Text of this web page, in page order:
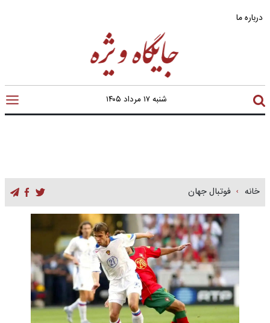
درباره ما
شنبه ۱۷ مرداد ۱۴۰۵
خانه فوتبال جهان